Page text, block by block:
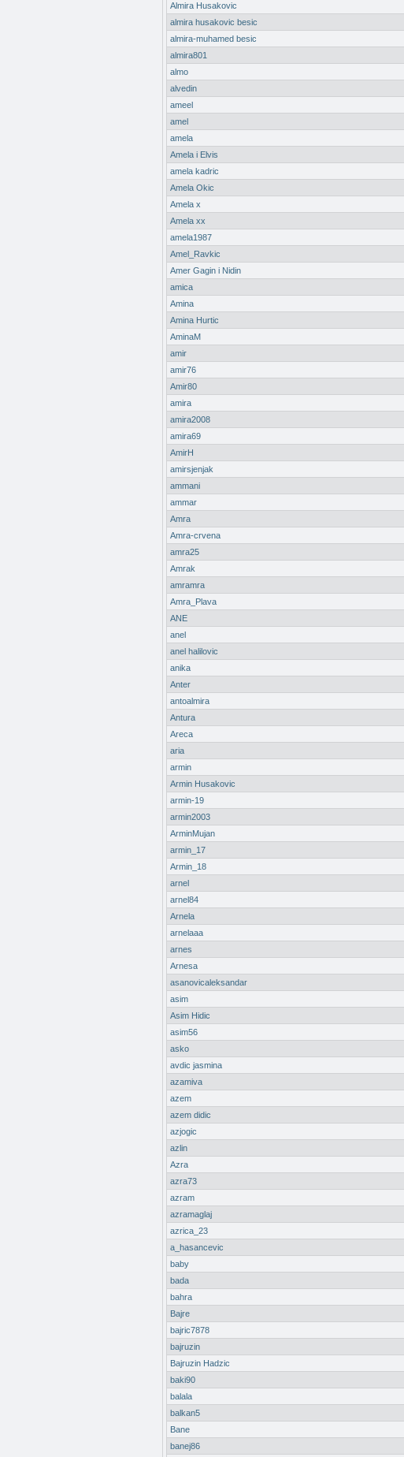
Almira Husakovic
almira husakovic besic
almira-muhamed besic
almira801
almo
alvedin
ameel
amel
amela
Amela i Elvis
amela kadric
Amela Okic
Amela x
Amela xx
amela1987
Amel_Ravkic
Amer Gagin i Nidin
amica
Amina
Amina Hurtic
AminaM
amir
amir76
Amir80
amira
amira2008
amira69
AmirH
amirsjenjak
ammani
ammar
Amra
Amra-crvena
amra25
Amrak
amramra
Amra_Plava
ANE
anel
anel halilovic
anika
Anter
antoalmira
Antura
Areca
aria
armin
Armin Husakovic
armin-19
armin2003
ArminMujan
armin_17
Armin_18
arnel
arnel84
Arnela
arnelaaa
arnes
Arnesa
asanovicaleksandar
asim
Asim Hidic
asim56
asko
avdic jasmina
azamiva
azem
azem didic
azjogic
azlin
Azra
azra73
azram
azramaglaj
azrica_23
a_hasancevic
baby
bada
bahra
Bajre
bajric7878
bajruzin
Bajruzin Hadzic
baki90
balala
balkan5
Bane
banej86